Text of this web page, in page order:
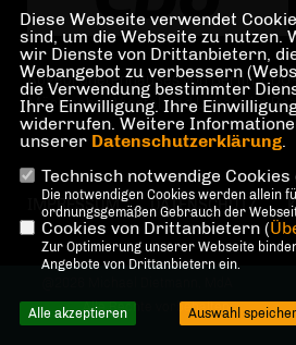
Abgeordnetenhauses von Berlin,
Märkisches Viertel und Lübars im
IMPRESSUM DATENSCHUTZ
Alle Rechte vorbehalten.
Diese Webseite verwendet
sind, um die Webseite zu nutzen.
wir Dienste von Drittanbietern,
Webangebot zu verbessern
die Verwendung bestimmter
Ihre Einwilligung. Ihre
widerrufen. Weitere
unserer Datenschutzerklärung.
Technisch notwendige Cookies
Die notwendigen Cookies werden allein
ordnungsgemäßen Gebrauch der
Cookies von Drittanbietern (
Zur Optimierung unserer Webseite
Angebote von Drittanbietern ein.
Alle akzeptieren Auswahl